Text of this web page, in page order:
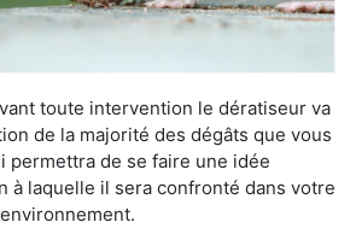
toute intervention le dératiseur va
de la majorité des dégâts que vous
permettra de se faire une idée
à laquelle il sera confronté dans votre